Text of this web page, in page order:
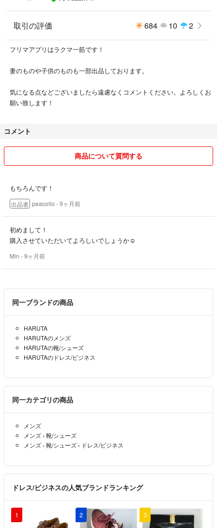
取引の評価 684 10 2
フリマアプリはラクマ一筋です！
妻のものや子供のものも一部出品しております。
気になる点などございましたら遠慮なくコメントください。よろしくお
願い致します！
コメント
商品について質問する
もちろんです！
出品者 peacollo - 9ヶ月前
初めまして！
購入させていただいてよろしいでしょうか☺️
Min - 9ヶ月前
同一ブランドの商品
HARUTA
HARUTAのメンズ
HARUTAの靴/シューズ
HARUTAのドレス/ビジネス
同一カテゴリの商品
メンズ
メンズ › 靴/シューズ
メンズ › 靴/シューズ › ドレス/ビジネス
ドレス/ビジネスの人気ブランドランキング
1 2 3